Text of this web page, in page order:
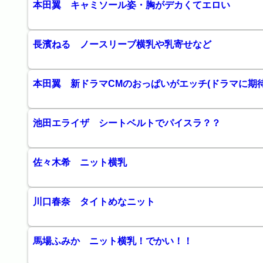
本田翼 キャミソール姿・胸がデカくてエロい
長濱ねる ノースリーブ横乳や乳寄せなど
本田翼 新ドラマCMのおっぱいがエッチ(ドラマに期
池田エライザ シートベルトでパイスラ？？
佐々木希 ニット横乳
川口春奈 タイトめなニット
馬場ふみか ニット横乳！でかい！！